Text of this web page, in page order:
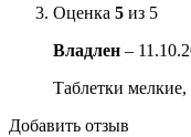
Оценка 5 из 5
Владлен –
Таблетки
Добавить отзыв